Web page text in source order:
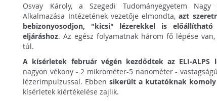
Osvay Károly, a Szegedi Tudományegyetem
Alkalmazása Intézetének vezetője elmondta,azt
bebizonyosodjon, "kicsi" lézerekkel is
eljáráshoz. Az egész folyamatnak három fő lépése
túl.
A kísérletek február végén kezdődtek az ELI-ALPS
nagyon vékony - 2 mikrométer-5 nanométer -
lézerimpulzussal. Ebbensikerült a kutatóknak
kísérletek kiértékelése zajlik.